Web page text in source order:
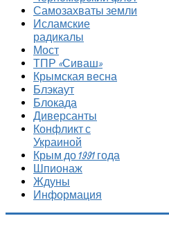
Самозахваты земли
Исламские
радикалы
Мост
ТПР «Сиваш»
Крымская весна
Блэкаут
Блокада
Диверсанты
Конфликт с
Украиной
Крым до 1991 года
Шпионаж
Ждуны
Информация